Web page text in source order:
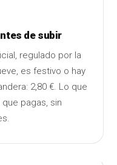
de subir
regulado por la
es festivo o hay
2,80 €. Lo que
pagas, sin